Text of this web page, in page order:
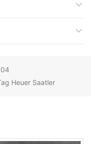
Heuer Saatler